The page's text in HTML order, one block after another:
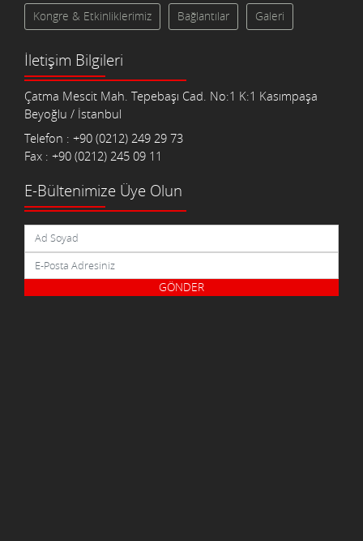
Kongre & Etkinliklerimiz Bağlantılar Galeri
İletişim Bilgileri
Çatma Mescit Mah. Tepebaşı Cad. No:1 K:1 Kasımpaşa
Beyoğlu / İstanbul
Telefon : +90 (0212) 249 29 73
Fax : +90 (0212) 245 09 11
E-Bültenimize Üye Olun